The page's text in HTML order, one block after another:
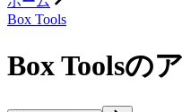
Box Tools
Box Toolsの